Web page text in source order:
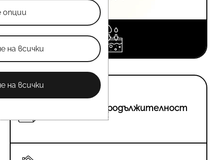
три месеца продължителност
опции
на всички
на всички